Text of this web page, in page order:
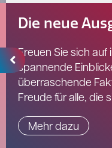
Die neue
Freuen Sie sich
spannende
überraschende
Freude für alle, die
Mehr dazu